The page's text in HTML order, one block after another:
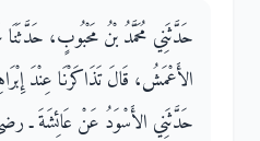
حَدَّثَنِي مُحَمَّدُ بْنُ مَحْبُوبٍ، حَدَّثَنَا
الأَعْمَشُ، قَالَ تَذَاكَرْنَا عِنْدَ
حَدَّثَنِي الأَسْوَدُ عَنْ عَائِشَةَ ـ